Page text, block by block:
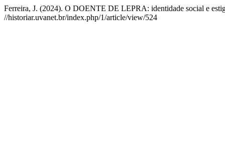
Ferreira, J. (2024). O DOENTE DE LEPRA: identidade social e
//historiar.uvanet.br/index.php/1/article/view/524